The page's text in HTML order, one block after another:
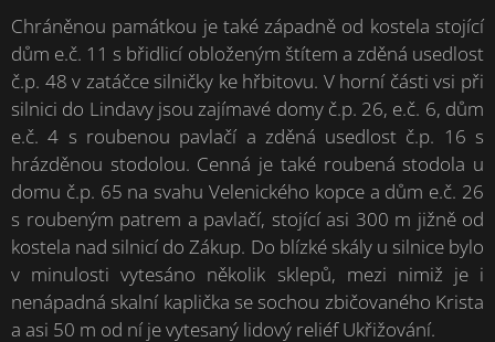
Chráněnou památkou je také západně od kostela stojící
dům e.č. 11 s břidlicí obloženým štítem a zděná usedlost
č.p. 48 v zatáčce silničky ke hřbitovu. V horní části vsi při
silnici do Lindavy jsou zajímavé domy č.p. 26, e.č. 6, dům
e.č. 4 s roubenou pavlačí a zděná usedlost č.p. 16 s
hrázděnou stodolou. Cenná je také roubená stodola u
domu č.p. 65 na svahu Velenického kopce a dům e.č. 26
s roubeným patrem a pavlačí, stojící asi 300 m jižně od
kostela nad silnicí do Zákup. Do blízké skály u silnice bylo
v minulosti vytesáno několik sklepů, mezi nimiž je i
nenápadná skalní kaplička se sochou zbičovaného Krista
a asi 50 m od ní je vytesaný lidový reliéf Ukřižování.